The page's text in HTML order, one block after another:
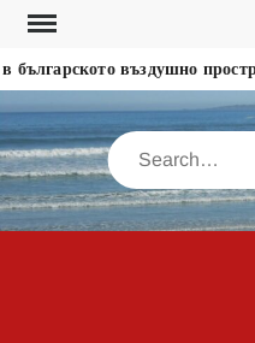
Skip
content
въздушно
Search